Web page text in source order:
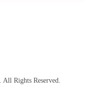
Rights Reserved.